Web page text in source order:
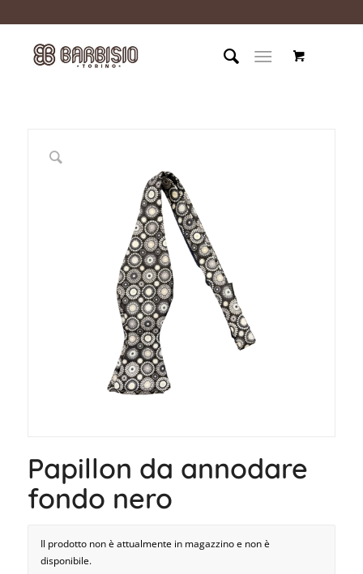
Papillon da annodare
fondo nero
Il prodotto non è attualmente in magazzino e non è
disponibile.